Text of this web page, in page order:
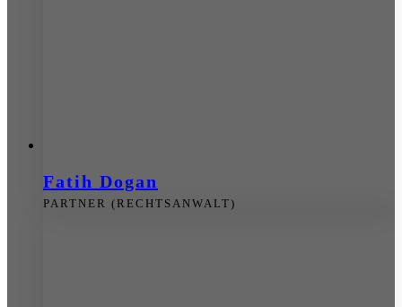
Fatih Dogan
PARTNER (RECHTSANWALT)